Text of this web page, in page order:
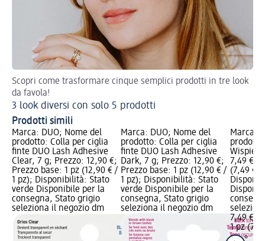
Scopri come trasformare cinque semplici prodotti in tre look
da favola!
3 look diversi con solo 5 prodotti
Prodotti simili
Marca: DUO; Nome del
prodotto: Colla per ciglia
finte DUO Lash Adhesive
Clear, 7 g; Prezzo: 12,90 €;
Prezzo base: 1 pz (12,90 € /
1 pz); Disponibilità: Stato
verde Disponibile per la
consegna, Stato grigio
seleziona il negozio dm
Marca: DUO; Nome del
prodotto: Colla per ciglia
finte DUO Lash Adhesive
Dark, 7 g; Prezzo: 12,90 €;
Prezzo base: 1 pz (12,90 € /
1 pz); Disponibilità: Stato
verde Disponibile per la
consegna, Stato grigio
seleziona il negozio dm
Marca:
Wispies,
7,49 €;
(7,49 € /
7,49 €
1 pz